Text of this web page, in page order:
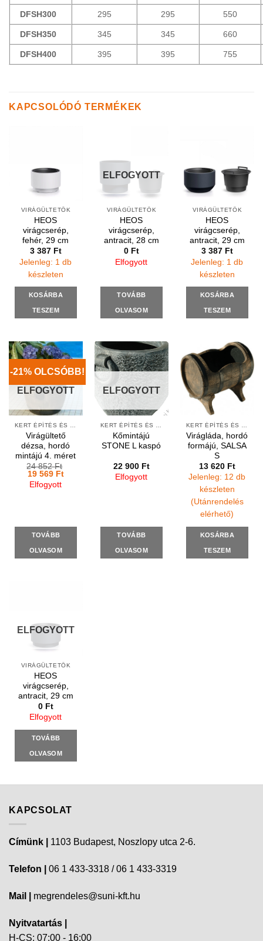
DFSH300 295 295 550
DFSH350 345 345 660
DFSH400 395 395 755
KAPCSOLÓDÓ TERMÉKEK
VIRÁGÜLTETŐK
HEOS
virágcserép,
fehér, 29 cm
3 387 Ft
Jelenleg: 1 db
készleten
KOSÁRBA
TESZEM
ELFOGYOTT
VIRÁGÜLTETŐK
HEOS
virágcserép,
antracit, 28 cm
0 Ft
Elfogyott
TOVÁBB
OLVASOM
VIRÁGÜLTETŐK
HEOS
virágcserép,
antracit, 29 cm
3 387 Ft
Jelenleg: 1 db
készleten
KOSÁRBA
TESZEM
-21% OLCSÓBB!
ELFOGYOTT
Virágültető
dézsa, hordó
mintájú 4. méret
24 852Ft
Original
price
was:
19 569 FtCurrent
Elfogyott
TOVÁBB
OLVASOM
ELFOGYOTT
Kőmintájú
STONE L kaspó
22 900 Ft
Elfogyott
TOVÁBB
OLVASOM
Virágláda, hordó
formájú, SALSA
S
13 620 Ft
Jelenleg: 12 db
készleten
(Utánrendelés
elérhető)
KOSÁRBA
TESZEM
ELFOGYOTT
VIRÁGÜLTETŐK
HEOS
virágcserép,
antracit, 29 cm
0 Ft
Elfogyott
TOVÁBB
OLVASOM
KAPCSOLAT
Címünk | 1103 Budapest, Noszlopy utca 2-6.
Telefon | 06 1 433-3318 / 06 1 433-3319
Mail | megrendeles@suni-kft.hu
Nyitvatartás |
H-CS: 07:00 - 16:00